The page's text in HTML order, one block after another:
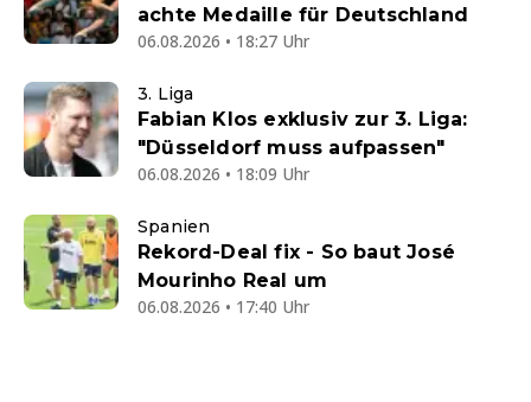
achte Medaille für Deutschland
06.08.2026 • 18:27 Uhr
3. Liga
Fabian Klos exklusiv zur 3. Liga:
"Düsseldorf muss aufpassen"
06.08.2026 • 18:09 Uhr
Spanien
Rekord-Deal fix - So baut José
Mourinho Real um
06.08.2026 • 17:40 Uhr